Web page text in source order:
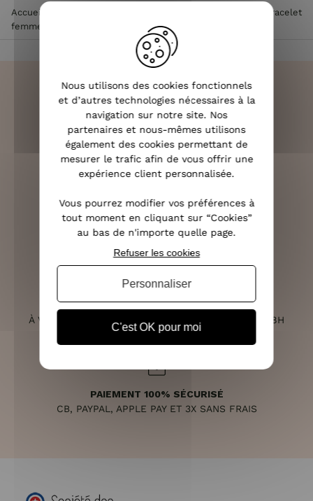
Accueil
Bracelet
femme
Bracelet manchette rebords strassés acier cuivré
LIVRAISON RAPIDE
OFFERTE DÈS 70€
RETOURS SOUS 14 JOURS
(VOIR LES CONDITIONS)
SERVICE CLIENT
À VOTRE ÉCOUTE DU LUNDI AU SAMEDI DE 10H À 18H
PAIEMENT 100% SÉCURISÉ
CB, PAYPAL, APPLE PAY ET 3X SANS FRAIS
Nous utilisons des cookies fonctionnels
et d’autres technologies nécessaires à la
navigation sur notre site. Nos
partenaires et nous-mêmes utilisons
également des cookies permettant de
mesurer le trafic afin de vous offrir une
expérience client personnalisée.
Vous pourrez modifier vos préférences à
tout moment en cliquant sur “Cookies”
au bas de n'importe quelle page.
C'est OK pour moi
Refuser les cookies
Personnaliser